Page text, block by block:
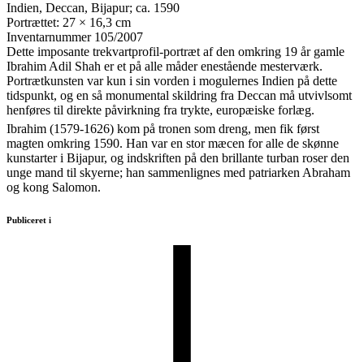
Indien, Deccan, Bijapur; ca. 1590
Portrættet: 27 × 16,3 cm
Inventarnummer 105/2007
Dette imposante trekvartprofil-portræt af den omkring 19 år gamle
Ibrahim Adil Shah er et på alle måder enestående mesterværk.
Portrætkunsten var kun i sin vorden i mogulernes Indien på dette
tidspunkt, og en så monumental skildring fra Deccan må utvivlsomt
henføres til direkte påvirkning fra trykte, europæiske forlæg.
Ibrahim (1579-1626) kom på tronen som dreng, men fik først
magten omkring 1590. Han var en stor mæcen for alle de skønne
kunstarter i Bijapur, og indskriften på den brillante turban roser den
unge mand til skyerne; han sammenlignes med patriarken Abraham
og kong Salomon.
Publiceret i